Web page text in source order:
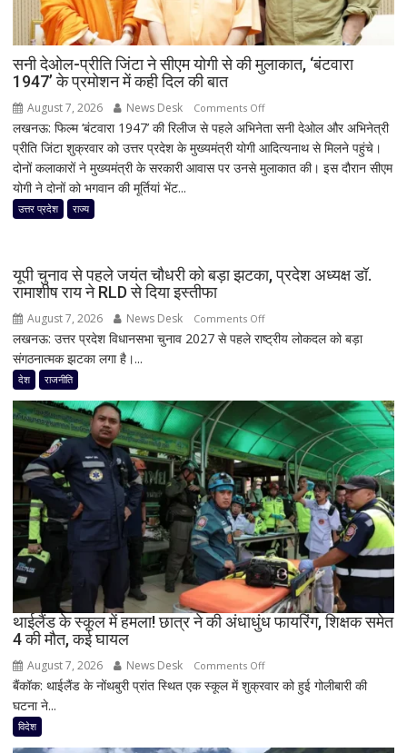
सनी देओल-प्रीति जिंटा ने सीएम योगी से की मुलाकात, ‘बंटवारा
1947’ के प्रमोशन में कही दिल की बात
August 7, 2026 News Desk Comments Offon
सनी
देओल-
प्रीति
की
1947’
में
कही
दिल
की
बात
लखनऊ: फिल्म ‘बंटवारा 1947’ की रिलीज से पहले अभिनेता सनी देओल और अभिनेत्री
प्रीति जिंटा शुक्रवार को उत्तर प्रदेश के मुख्यमंत्री योगी आदित्यनाथ से मिलने पहुंचे।
दोनों कलाकारों ने मुख्यमंत्री के सरकारी आवास पर उनसे मुलाकात की। इस दौरान सीएम
योगी ने दोनों को भगवान की मूर्तियां भेंट...
उत्तर प्रदेश राज्य
यूपी चुनाव से पहले जयंत चौधरी को बड़ा झटका, प्रदेश अध्यक्ष डॉ.
रामाशीष राय ने RLD से दिया इस्तीफा
August 7, 2026 News Desk Comments Offon
यूपी
जयंत
चौधरी
को
बड़ा
झटका,
प्रदेश
अध्यक्ष
डॉ.
रामाशीष
राय
ने
लखनऊ: उत्तर प्रदेश विधानसभा चुनाव 2027 से पहले राष्ट्रीय लोकदल को बड़ा
संगठनात्मक झटका लगा है।...
देश राजनीति
थाईलैंड के स्कूल में हमला! छात्र ने की अंधाधुंध फायरिंग, शिक्षक समेत
4 की मौत, कई घायल
August 7, 2026 News Desk Comments Offon
थाईलैंड
में
बैंकॉक: थाईलैंड के नोंथबुरी प्रांत स्थित एक स्कूल में शुक्रवार को हुई गोलीबारी की
घटना ने...
विदेश